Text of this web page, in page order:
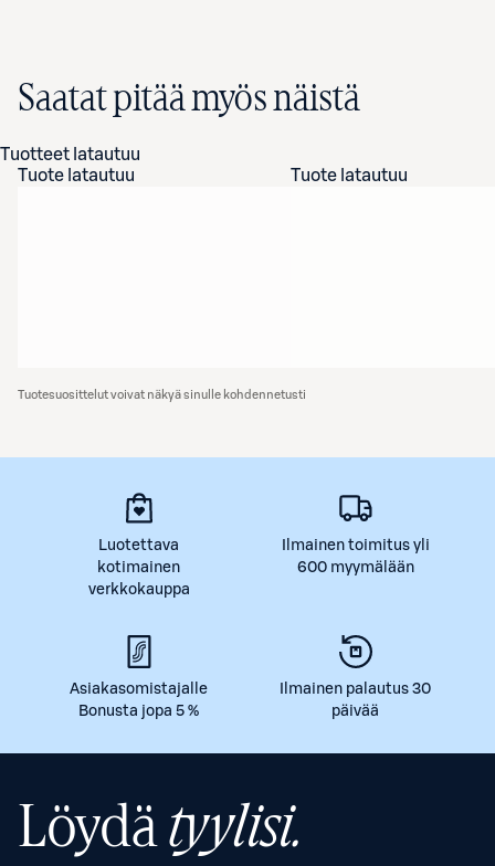
Saatat pitää myös näistä
Tuotteet latautuu
Tuote latautuu
Tuote latautuu
Tuotesuosittelut voivat näkyä sinulle kohdennetusti
Luotettava
kotimainen
verkkokauppa
Ilmainen toimitus yli
600 myymälään
Asiakasomistajalle
Bonusta jopa 5 %
Ilmainen palautus 30
päivää
Löydätyylisi.